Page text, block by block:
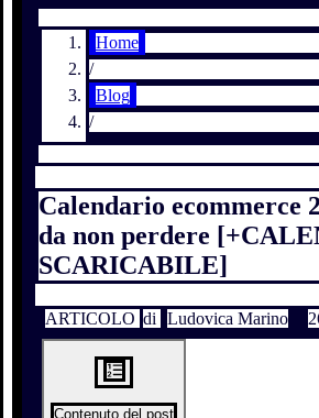
Home
/
Blog
/
Calendario ecommerce
da non perdere
SCARICABILE]
ARTICOLO di Ludovica Marino
Contenuto del post